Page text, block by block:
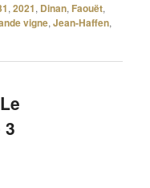
,2021, Dinan, Faouët,
vigne,Jean-Haffen,
3